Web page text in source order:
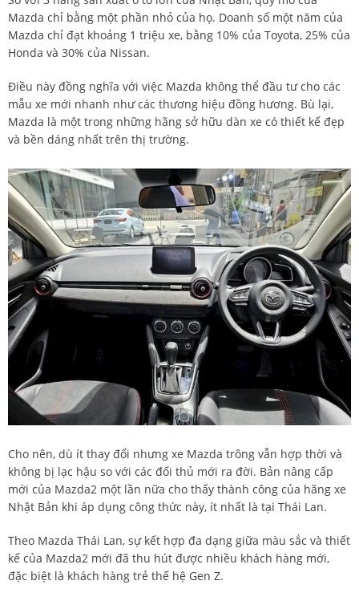
Mazda chỉ bằng một phần nhỏ của họ. Doanh số một năm của
Mazda chỉ đạt khoảng 1 triệu xe, bằng 10% của Toyota, 25% của
Honda và 30% của Nissan.
Điều này đồng nghĩa với việc Mazda không thể đầu tư cho các
mẫu xe mới nhanh như các thương hiệu đồng hương. Bù lại,
Mazda là một trong những hãng sở hữu dàn xe có thiết kế đẹp
và bền dáng nhất trên thị trường.
Cho nên, dù ít thay đổi nhưng xe Mazda trông vẫn hợp thời và
không bị lạc hậu so với các đối thủ mới ra đời. Bản nâng cấp
mới của Mazda2 một lần nữa cho thấy thành công của hãng xe
Nhật Bản khi áp dụng công thức này, ít nhất là tại Thái Lan.
Theo Mazda Thái Lan, sự kết hợp đa dạng giữa màu sắc và thiết
kế của Mazda2 mới đã thu hút được nhiều khách hàng mới,
đặc biệt là khách hàng trẻ thế hệ Gen Z.